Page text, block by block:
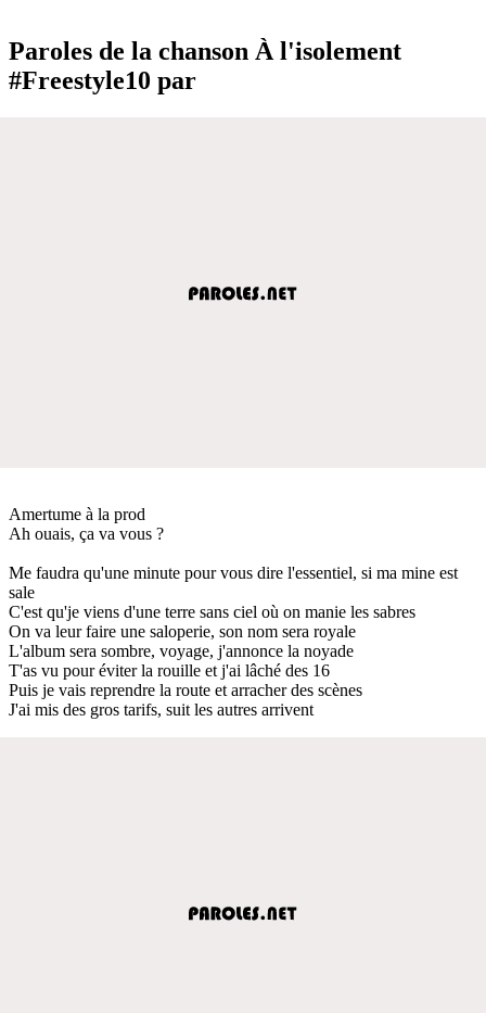
Paroles de la chanson À l'isolement
#Freestyle10 par
Amertume à la prod
Ah ouais, ça va vous ?
Me faudra qu'une minute pour vous dire l'essentiel, si ma mine est
sale
C'est qu'je viens d'une terre sans ciel où on manie les sabres
On va leur faire une saloperie, son nom sera royale
L'album sera sombre, voyage, j'annonce la noyade
T'as vu pour éviter la rouille et j'ai lâché des 16
Puis je vais reprendre la route et arracher des scènes
J'ai mis des gros tarifs, suit les autres arrivent